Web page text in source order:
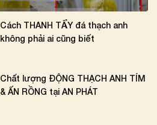
Cách THANH TẨY đá thạch anh
không phải ai cũng biết
Chất lượng ĐỘNG THẠCH ANH TÍM
& ẤN RỒNG tại AN PHÁT